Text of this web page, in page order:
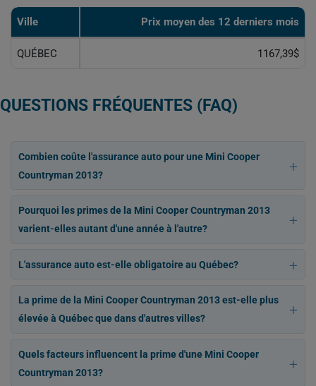
Ville Prix ​​moyen des 12 derniers mois
QUÉBEC 1167,39$
QUESTIONS FRÉQUENTES (FAQ)
Combien coûte l'assurance auto pour une Mini Cooper
Countryman 2013?
Pourquoi les primes de la Mini Cooper Countryman 2013
varient-elles autant d'une année à l'autre?
L'assurance auto est-elle obligatoire au Québec?
La prime de la Mini Cooper Countryman 2013 est-elle plus
élevée à Québec que dans d'autres villes?
Quels facteurs influencent la prime d'une Mini Cooper
Countryman 2013?